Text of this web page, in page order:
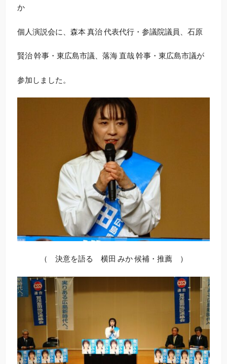
か
個人演説会に、森本 真治 代表代行・参議院議員、石原
賢治 幹事・東広島市議、落海 直哉 幹事・東広島市議が
参加しました。
（ 決意を語る 横田 みか 候補・推薦 ）